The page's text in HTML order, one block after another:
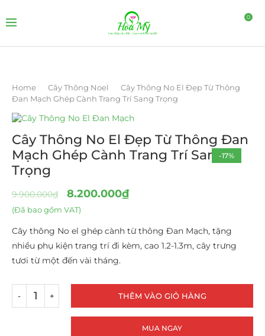
0
Home Cây Thông Noel
Cây Thông No El Đẹp Từ Thông
Đan Mạch Ghép Cành Trang Trí Sang Trọng
-17%
Cây Thông No El Đẹp Từ Thông Đan
Mạch Ghép Cành Trang Trí Sang
Trọng
9.900.000₫ 8.200.000₫
(Đã bao gồm VAT)
Cây thông No el ghép cành từ thông Đan Mạch, tặng
nhiều phụ kiện trang trí đi kèm, cao 1.2-1.3m, cây trưng
tươi từ một đến vài tháng.
THÊM VÀO GIỎ HÀNG
MUA NGAY